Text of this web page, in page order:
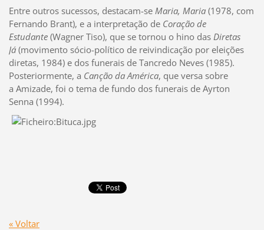
Entre outros sucessos, destacam-se Maria, Maria(1978, com
Fernando Brant), e a interpretação de Coração de
Estudante(Wagner Tiso), que se tornou o hino das Diretas
Já(movimento sócio-político de reivindicação por eleições
diretas, 1984) e dos funerais de Tancredo Neves (1985).
Posteriormente, a Canção da América, que versa sobre
a Amizade, foi o tema de fundo dos funerais de Ayrton
Senna (1994).
« Voltar